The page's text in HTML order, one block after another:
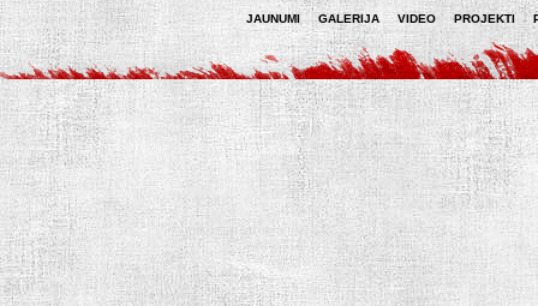
JAUNUMI GALERIJA VIDEO PROJEKTI